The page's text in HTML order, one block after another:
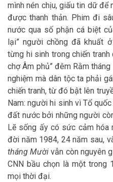
mình nén chịu, giấu tin dữ
được thanh thản. Phim đi
nước qua số phận cá biệt
lại” người chồng đã khuất
từng hi sinh trong chiến tranh
chợ Âm phủ” đêm Rằm
nghiệm mà dân tộc ta phải
chiến tranh, từ đó bật lên
Nam: người hi sinh vì Tổ
đất nước bởi những người
Lẽ sống ấy có sức cảm hóa
đời năm 1984, 24 năm sau,
tháng Mườivẫn còn nguyên
CNN bầu chọn là một trong
mọi thời đại.